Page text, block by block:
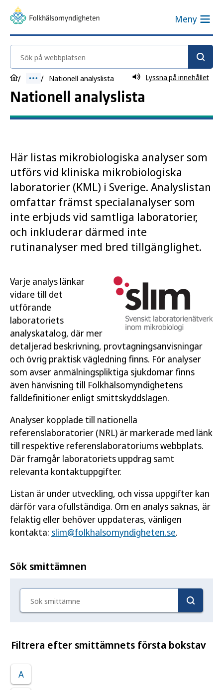
Meny
Sök på webbplatsen
Nationell analyslista Lyssna på innehållet
Nationell analyslista
Här listas mikrobiologiska analyser som
utförs vid kliniska mikrobiologiska
laboratorier (KML) i Sverige. Analyslistan
omfattar främst specialanalyser som
inte erbjuds vid samtliga laboratorier,
och inkluderar därmed inte
rutinanalyser med bred tillgänglighet.
Varje analys länkar
vidare till det
utförande
laboratoriets
analyskatalog, där mer
detaljerad beskrivning, provtagningsanvisningar
och övrig praktisk vägledning finns. För analyser
som avser anmälningspliktiga sjukdomar finns
även hänvisning till Folkhälsomyndighetens
falldefinitioner enligt smittskyddslagen.
Analyser kopplade till nationella
referenslaboratorier (NRL) är markerade med länk
till respektive referenslaboratoriums webbplats.
Där framgår laboratoriets uppdrag samt
relevanta kontaktuppgifter.
Listan är under utveckling, och vissa uppgifter kan
därför vara ofullständiga. Om en analys saknas, är
felaktig eller behöver uppdateras, vänligen
kontakta: slim@folkhalsomyndigheten.se.
Sök smittämnen
Filtrera efter smittämnets första bokstav
A